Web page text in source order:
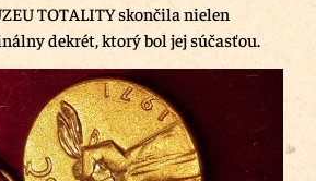
TOTALITY skončila nielen
dekrét, ktorý bol jej súčasťou.